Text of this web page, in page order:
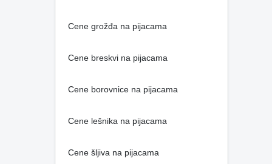
Cene grožđa na pijacama
Cene breskvi na pijacama
Cene borovnice na pijacama
Cene lešnika na pijacama
Cene šljiva na pijacama